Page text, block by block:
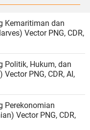
Kemaritiman dan
Vector PNG, CDR,
Politik, Hukum, dan
PNG, CDR, AI,
Perekonomian
Vector PNG, CDR,